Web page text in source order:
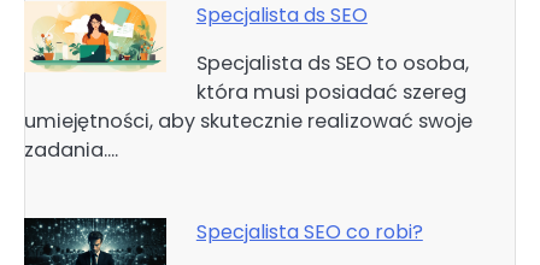
Specjalista ds SEO
Specjalista ds SEO to osoba,
która musi posiadać szereg
umiejętności, aby skutecznie realizować swoje
zadania.…
Specjalista SEO co robi?